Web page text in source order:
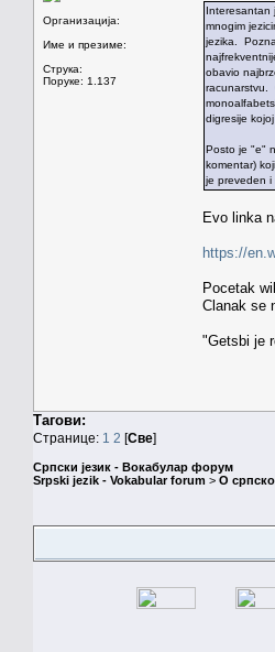
Организација:
Име и презиме:
Струка:
Поруке: 1.137
Interesantan
mnogim
jezika.
obavio
racunarstvu.
digresije
Posto je "e"
komentar)
je preveden i
Evo linka
https://
Pocetak
Clanak se
"Getsbi je
Тагови:
Странице: 1 2 [Све]
Српски језик - Вокабулар форум
Srpski jezik - Vokabular forum > О